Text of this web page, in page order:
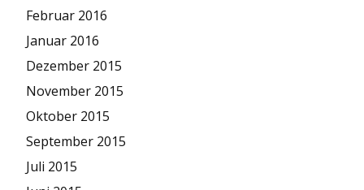
Februar 2016
Januar 2016
Dezember 2015
November 2015
Oktober 2015
September 2015
Juli 2015